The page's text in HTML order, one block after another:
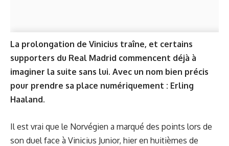
La prolongation de Vinicius traîne, et certains
supporters du Real Madrid commencent déjà à
imaginer la suite sans lui. Avec un nom bien précis
pour prendre sa place numériquement : Erling
Haaland.
Il est vrai que le Norvégien a marqué des points lors de
son duel face à Vinicius Junior, hier en huitièmes de